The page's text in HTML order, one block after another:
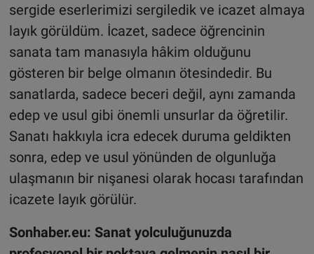
sergide eserlerimizi sergiledik ve icazet almaya
layık görüldüm. İcazet, sadece öğrencinin
sanata tam manasıyla hâkim olduğunu
gösteren bir belge olmanın ötesindedir. Bu
sanatlarda, sadece beceri değil, aynı zamanda
edep ve usul gibi önemli unsurlar da öğretilir.
Sanatı hakkıyla icra edecek duruma geldikten
sonra, edep ve usul yönünden de olgunluğa
ulaşmanın bir nişanesi olarak hocası tarafından
icazete layık görülür.
Sonhaber.eu: Sanat yolculuğunuzda